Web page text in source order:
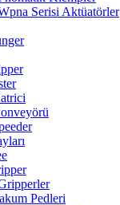
Serisi Aktüatörler
Pedleri